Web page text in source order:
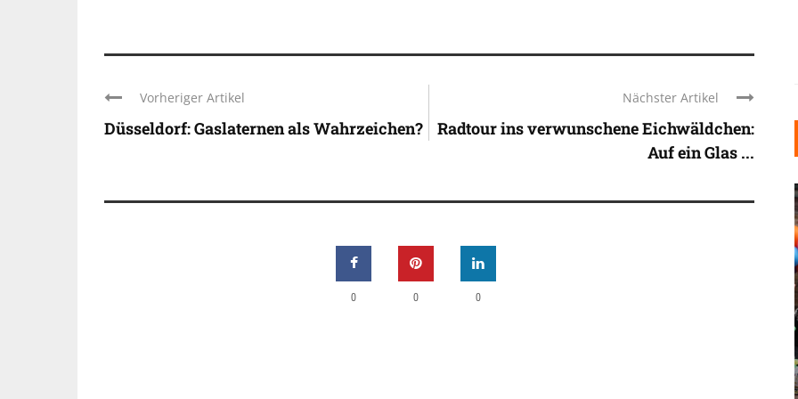
Vorheriger Artikel
Düsseldorf: Gaslaternen als Wahrzeichen?
Nächster Artikel
Radtour ins verwunschene Eichwäldchen:
Auf ein Glas ...
0 0 0